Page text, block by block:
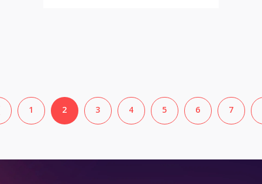
1 2 3 4 5 6 7